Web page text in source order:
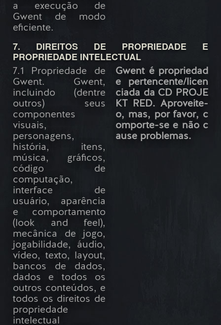
a execução de
Gwent de modo
eficiente.
7. DIREITOS DE PROPRIEDADE E
PROPRIEDADE INTELECTUAL
7.1 Propriedade de
Gwent. Gwent,
incluindo (dentre
outros) seus
componentes
visuais,
personagens,
história, itens,
música, gráficos,
código de
computação,
interface de
usuário, aparência
e comportamento
(look and feel),
mecânica de jogo,
jogabilidade, áudio,
vídeo, texto, layout,
bancos de dados,
dados e todos os
outros conteúdos, e
todos os direitos de
propriedade
intelectual
Gwent é propriedad
e pertencente/licen
ciada da CD PROJE
KT RED. Aproveite-
o, mas, por favor, c
omporte-se e não c
ause problemas.